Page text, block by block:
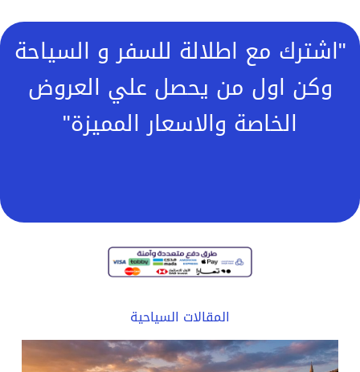
"اشترك مع اطلالة للسفر و السياحة
وكن اول من يحصل علي العروض
الخاصة والاسعار المميزة"
المقالات السياحية